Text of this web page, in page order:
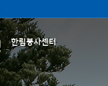
한림봉사센터